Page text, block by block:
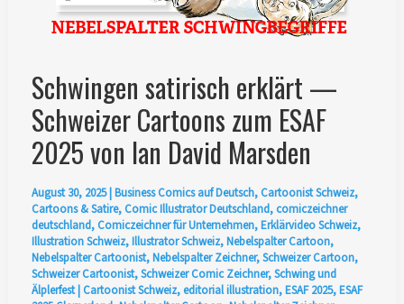
Jahrzehnte
satirische
Schwingen satirisch erklärt —
Schweizer Cartoons zum ESAF
2025 von Ian David Marsden
August 30, 2025|Business Comics auf Deutsch, Cartoonist Schweiz,
Cartoons & Satire, Comic Illustrator Deutschland, comiczeichner
deutschland, Comiczeichner für Unternehmen,Erklärvideo Schweiz,
Illustration Schweiz,Illustrator Schweiz,Nebelspalter Cartoon,
Nebelspalter Cartoonist,Nebelspalter Zeichner,Schweizer Cartoon,
Schweizer Cartoonist,Schweizer Comic Zeichner,Schwing und
Älplerfest| Cartoonist Schweiz, editorial illustration,ESAF 2025,ESAF